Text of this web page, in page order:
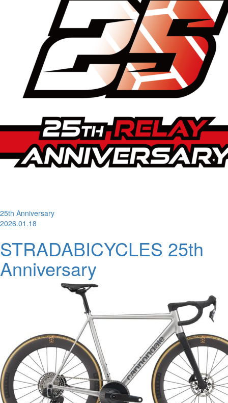
25th Anniversary
2026.01.18
STRADABICYCLES 25th
Anniversary